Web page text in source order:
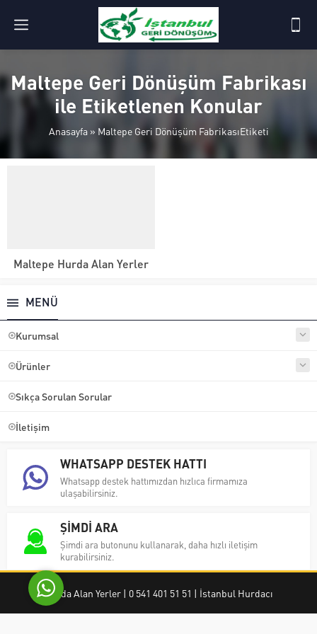
Maltepe Geri Dönüşüm Fabrikası
ile Etiketlenen Konular
Anasayfa» Maltepe Geri Dönüşüm FabrikasıEtiketi
Maltepe Hurda Alan Yerler
MENÜ
Kurumsal
Ürünler
Sıkça Sorulan Sorular
İletişim
WHATSAPP DESTEK HATTI
Whatsapp destek hattımızdan hızlıca firmamıza
ulaşabilirsiniz.
ŞİMDİ ARA
Şimdi ara butonunu kullanarak, daha hızlı iletişim
kurabilirsiniz.
Hurda Alan Yerler | 0 541 401 51 51 | İstanbul Hurdacı
Cevap Yaz